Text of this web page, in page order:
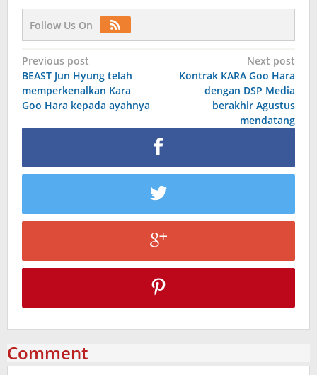
Follow Us On
Post
navigation
Previous post
BEAST Jun Hyung telah
memperkenalkan Kara
Goo Hara kepada ayahnya
Next post
Kontrak KARA Goo Hara
dengan DSP Media
berakhir Agustus
mendatang
Comment